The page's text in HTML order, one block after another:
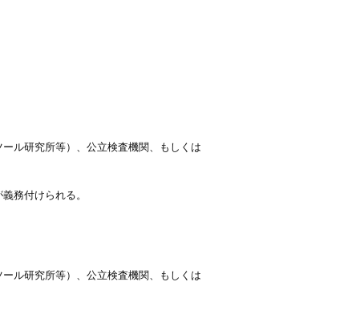
ル研究所等）、公立検査機関、もしくは
務付けられる。
ル研究所等）、公立検査機関、もしくは